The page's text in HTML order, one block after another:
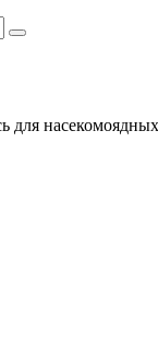
для